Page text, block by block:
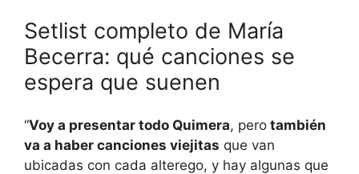
Setlist completo de María
Becerra: qué canciones se
espera que suenen
“Voy a presentar todo Quimera, pero también
va a haber canciones viejitas que van
ubicadas con cada alterego, y hay algunas que